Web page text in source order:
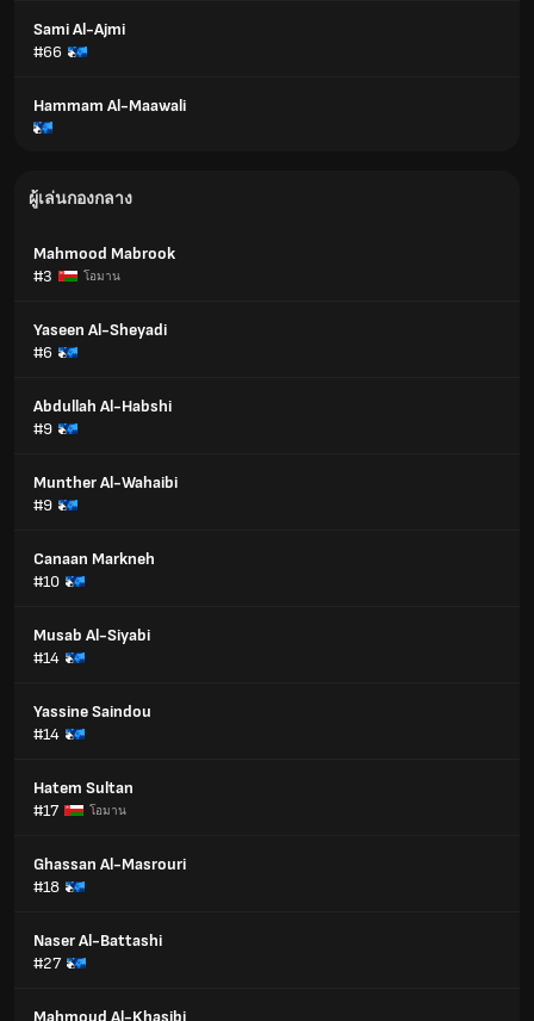
Sami Al-Ajmi
#66
Hammam Al-Maawali
ผู้เล่นกองกลาง
Mahmood Mabrook
#3
โอมาน
Yaseen Al-Sheyadi
#6
Abdullah Al-Habshi
#9
Munther Al-Wahaibi
#9
Canaan Markneh
#10
Musab Al-Siyabi
#14
Yassine Saindou
#14
Hatem Sultan
#17
โอมาน
Ghassan Al-Masrouri
#18
Naser Al-Battashi
#27
Mahmoud Al-Khasibi